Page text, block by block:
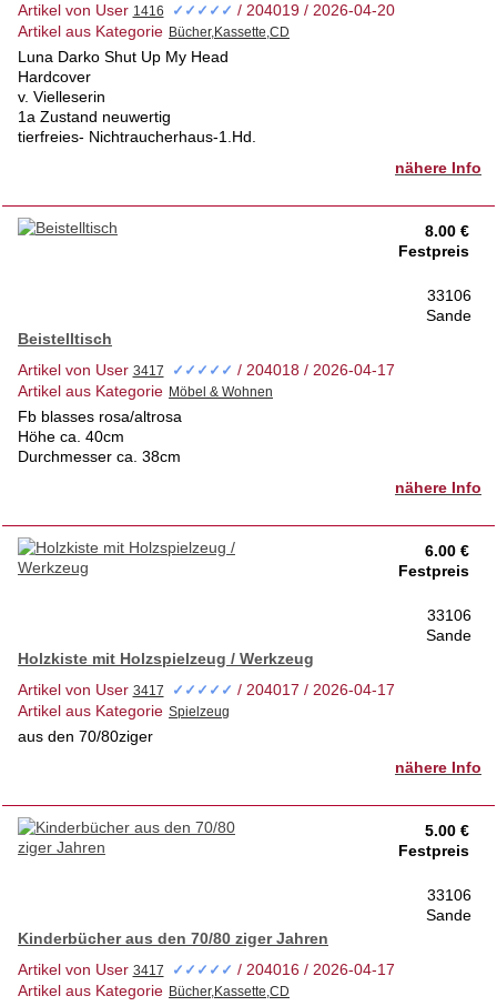
Artikel von User
✓✓✓✓✓ / 204019 / 2026-04-20
Artikel aus Kategorie
Luna Darko Shut Up My Head
Hardcover
v. Vielleserin
1a Zustand neuwertig
tierfreies- Nichtraucherhaus-1.Hd.
nähere Info
8.00 €
Festpreis
33106
Sande
Beistelltisch
Artikel von User
✓✓✓✓✓ / 204018 / 2026-04-17
Artikel aus Kategorie
Fb blasses rosa/altrosa
Höhe ca. 40cm
Durchmesser ca. 38cm
nähere Info
6.00 €
Festpreis
33106
Sande
Holzkiste mit Holzspielzeug / Werkzeug
Artikel von User
✓✓✓✓✓ / 204017 / 2026-04-17
Artikel aus Kategorie
aus den 70/80ziger
nähere Info
5.00 €
Festpreis
33106
Sande
Kinderbücher aus den 70/80 ziger Jahren
Artikel von User
✓✓✓✓✓ / 204016 / 2026-04-17
Artikel aus Kategorie